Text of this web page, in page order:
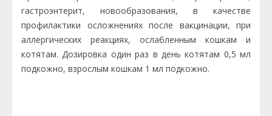
гастроэнтерит, новообразования, в качестве
профилактики осложнениях после вакцинации, при
аллергических реакциях, ослабленным кошкам и
котятам. Дозировка один раз в день котятам 0,5 мл
подкожно, взрослым кошкам 1 мл подкожно.